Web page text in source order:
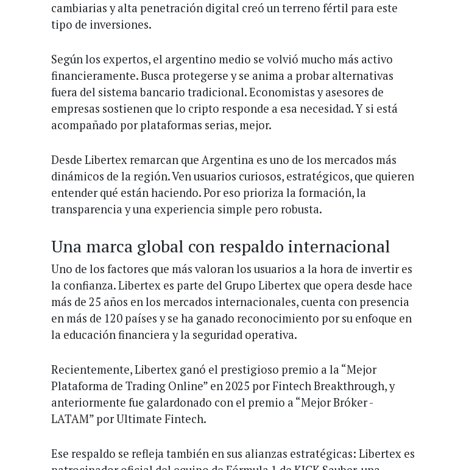
cambiarias y alta penetración digital creó un terreno fértil para este
tipo de inversiones.
Según los expertos, el argentino medio se volvió mucho más activo
financieramente. Busca protegerse y se anima a probar alternativas
fuera del sistema bancario tradicional. Economistas y asesores de
empresas sostienen que lo cripto responde a esa necesidad. Y si está
acompañado por plataformas serias, mejor.
Desde Libertex remarcan que Argentina es uno de los mercados más
dinámicos de la región. Ven usuarios curiosos, estratégicos, que quieren
entender qué están haciendo. Por eso prioriza la formación, la
transparencia y una experiencia simple pero robusta.
Una marca global con respaldo internacional
Uno de los factores que más valoran los usuarios a la hora de invertir es
la confianza. Libertex es parte del Grupo Libertex que opera desde hace
más de 25 años en los mercados internacionales, cuenta con presencia
en más de 120 países y se ha ganado reconocimiento por su enfoque en
la educación financiera y la seguridad operativa.
Recientemente, Libertex ganó el prestigioso premio a la “Mejor
Plataforma de Trading Online” en 2025 por Fintech Breakthrough, y
anteriormente fue galardonado con el premio a “Mejor Bróker -
LATAM” por Ultimate Fintech.
Ese respaldo se refleja también en sus alianzas estratégicas: Libertex es